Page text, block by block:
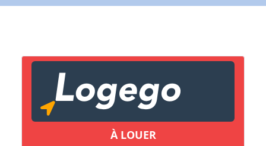
À LOUER
X Fermer Envoyez
Copier lien